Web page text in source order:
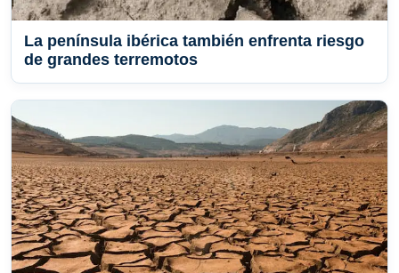
La península ibérica también enfrenta riesgo
de grandes terremotos